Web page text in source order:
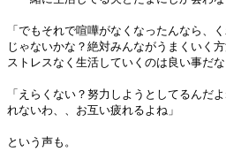
「でもそれで喧嘩がなくなったんなら、
じゃないかな？絶対みんながうまくいく
ストレスなく生活していくのは良い事だな
「えらくない？努力しようとしてるんだ
れないわ、、お互い疲れるよね」
という声も。